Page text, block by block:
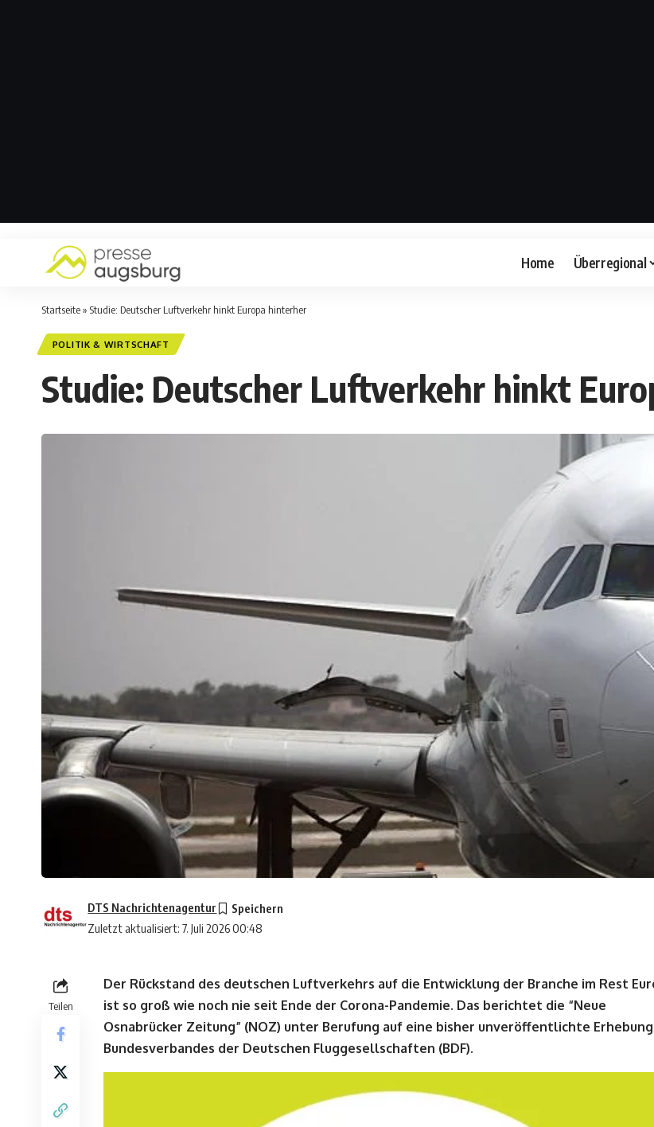
Home Überregional
Startseite» Studie: Deutscher Luftverkehr hinkt Europa hinterher
POLITIK & WIRTSCHAFT
Studie: Deutscher Luftverkehr hinkt
Zuletzt aktualisiert: 7. Juli 2026 00:48
DTS Nachrichtenagentur
Teilen
Der Rückstand des deutschen Luftverkehrs auf die Entwicklung der Branche im Rest
ist so groß wie noch nie seit Ende der Corona-Pandemie. Das berichtet die “Neue
Osnabrücker Zeitung” (NOZ) unter Berufung auf eine bisher unveröffentlichte
Bundesverbandes der Deutschen Fluggesellschaften (BDF).